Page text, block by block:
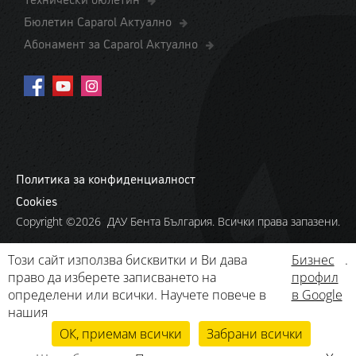
Бюлетин Caparol Актуално
Абонамент за Caparol Актуално
Политика за конфиденциалност
Cookies
Copyright ©2026 ДАУ Бента България. Всички права запазени.
THE POWER OF SURFACE.
Този сайт използва бисквитки и Ви дава
право да изберете записването на
определени или всички. Научете повече в
нашия
Бизнес
профил
в Google
.
ОК, приемам всички
Забрани всички